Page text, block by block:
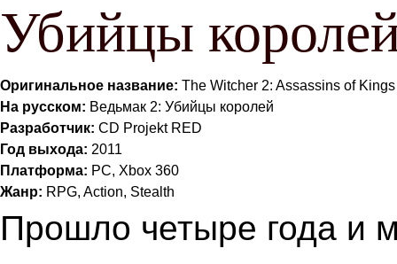
Убийцы
Оригинальное название: The Witcher 2: Assassins of Kings
На русском: Ведьмак 2: Убийцы королей
Разработчик: CD Projekt RED
Год выхода: 2011
Платформа: PC, Xbox 360
Жанр: RPG, Action, Stealth
Прошло четыре года и